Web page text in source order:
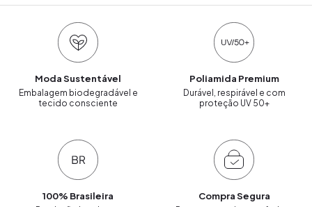
Moda Sustentável
Embalagem biodegradável e
tecido consciente
Poliamida Premium
Durável, respirável e com
proteção UV 50+
100% Brasileira Compra Segura